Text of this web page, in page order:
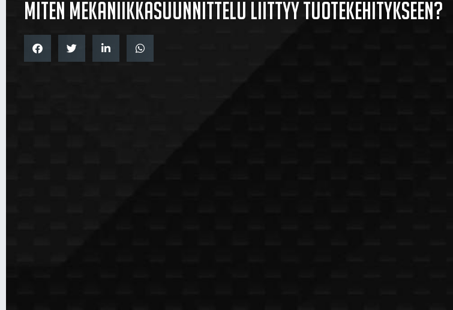
Miten mekaniikkasuunnittelu liittyy tuotekehitykseen?